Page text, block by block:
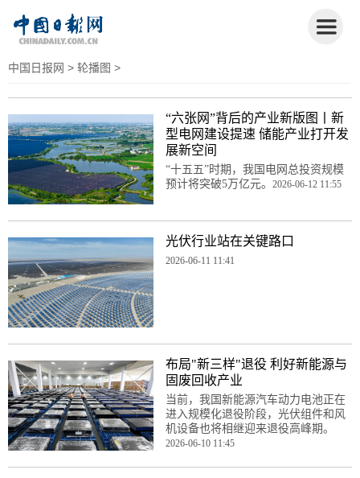
中国日报网 > 轮播图 >
“六张网”背后的产业新版图丨新
型电网建设提速 储能产业打开发
展新空间
“十五五”时期，我国电网总投资规模
预计将突破5万亿元。 2026-06-12 11:55
光伏行业站在关键路口
2026-06-11 11:41
布局"新三样"退役 利好新能源与
固废回收产业
当前，我国新能源汽车动力电池正在
进入规模化退役阶段，光伏组件和风
机设备也将相继迎来退役高峰期。
2026-06-10 11:45